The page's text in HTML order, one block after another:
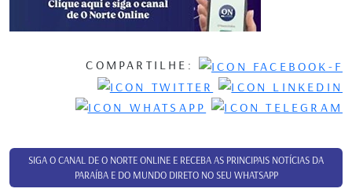
COMPARTILHE:
SIGA O CANAL DE O NORTE ONLINE E RECEBA AS PRINCIPAIS NOTÍCIAS DA
PARAÍBA E DO MUNDO DIRETO NO SEU WHATSAPP